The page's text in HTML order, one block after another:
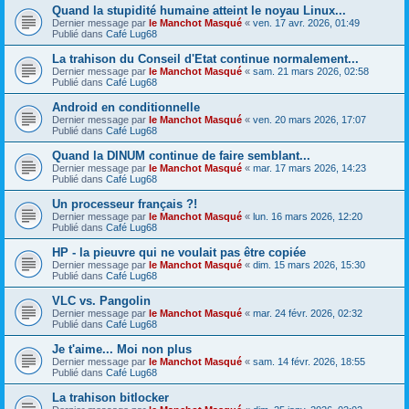
Quand la stupidité humaine atteint le noyau Linux...
Dernier message par le Manchot Masqué « ven. 17 avr. 2026, 01:49
Publié dans Café Lug68
La trahison du Conseil d'Etat continue normalement...
Dernier message par le Manchot Masqué « sam. 21 mars 2026, 02:58
Publié dans Café Lug68
Android en conditionnelle
Dernier message par le Manchot Masqué « ven. 20 mars 2026, 17:07
Publié dans Café Lug68
Quand la DINUM continue de faire semblant...
Dernier message par le Manchot Masqué « mar. 17 mars 2026, 14:23
Publié dans Café Lug68
Un processeur français ?!
Dernier message par le Manchot Masqué « lun. 16 mars 2026, 12:20
Publié dans Café Lug68
HP - la pieuvre qui ne voulait pas être copiée
Dernier message par le Manchot Masqué « dim. 15 mars 2026, 15:30
Publié dans Café Lug68
VLC vs. Pangolin
Dernier message par le Manchot Masqué « mar. 24 févr. 2026, 02:32
Publié dans Café Lug68
Je t'aime... Moi non plus
Dernier message par le Manchot Masqué « sam. 14 févr. 2026, 18:55
Publié dans Café Lug68
La trahison bitlocker